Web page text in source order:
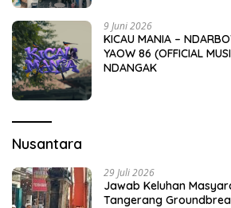
9 Juni 2026
KICAU MANIA –
YAOW 86 (OFFICIAL
NDANGAK
Nusantara
29 Juli 2026
Jawab Keluhan
Tangerang